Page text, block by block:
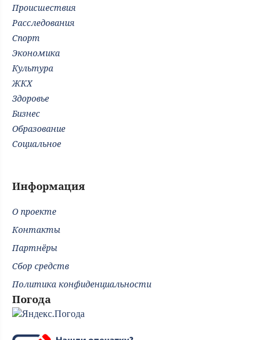
Происшествия
Расследования
Спорт
Экономика
Культура
ЖКХ
Здоровье
Бизнес
Образование
Социальное
Информация
О проекте
Контакты
Партнёры
Сбор средств
Политика конфиденциальности
Погода